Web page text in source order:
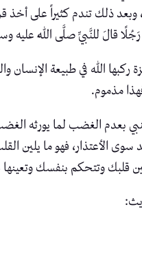
ذلك تندم كثيراً على أخذ
قالَ للنَّبيِّ صلَّى اللهُ عليه
ركبها الله في طبيعة
مذموم.
بعدم الغضب لما يورثه
سوى الأعتذار، فهو ما يلين
قلبك وتتحكم بنفسك